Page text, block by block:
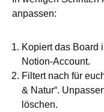
anpassen:
Kopiert das Board
Notion-Account.
Filtert nach für
& Natur“.
löschen.